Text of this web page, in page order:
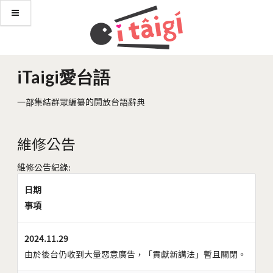
iTaigi愛台語
一部集結群眾編纂的開放台語辭典
維修公告
維修公告紀錄:
日期
事項
2024.11.29
由於後台仍收到大量惡意廣告，「貢獻新講法」暫且關閉。